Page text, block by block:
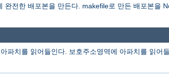
완전한 배포본을 만든다. makefile로 만든 배포본을
파치를 읽어들인다. 보호주소영역에 아파치를 읽어